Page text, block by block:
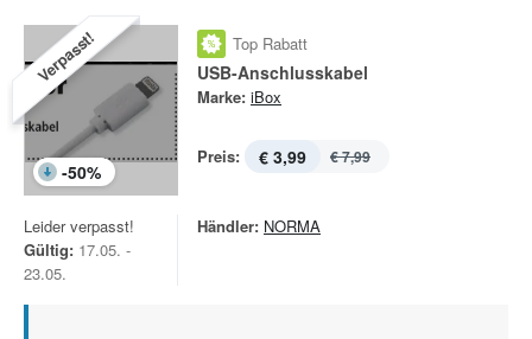
Verpasst!
-50%
Top Rabatt
USB-Anschlusskabel
Marke: iBox
Preis: € 3,99 € 7,99
Leider verpasst!
Gültig: 17.05. -
23.05.
Händler: NORMA